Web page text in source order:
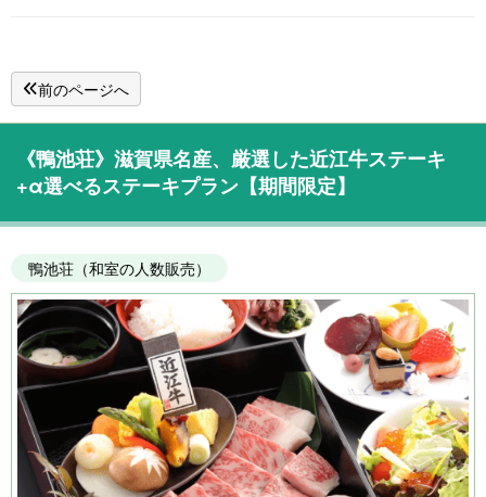
前のページへ
《鴨池荘》滋賀県名産、厳選した近江牛ステーキ
+α選べるステーキプラン【期間限定】
鴨池荘（和室の人数販売）